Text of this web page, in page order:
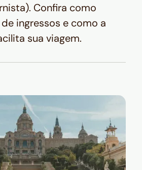
Confira como
ingressos e como a
sua viagem.